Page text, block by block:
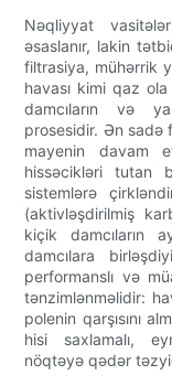
Nəqliyyat
əsaslanır, lakin
filtrasiya, mühərrik
havası kimi qaz
damcıların və
prosesidir. Ən sadə
mayenin davam
hissəcikləri tutan
sistemlərə
(aktivləşdirilmiş
kiçik damcıların
damcılara
performanslı və
tənzimlənməlidir:
polenin qarşısını
hisi saxlamalı,
nöqtəyə qədər